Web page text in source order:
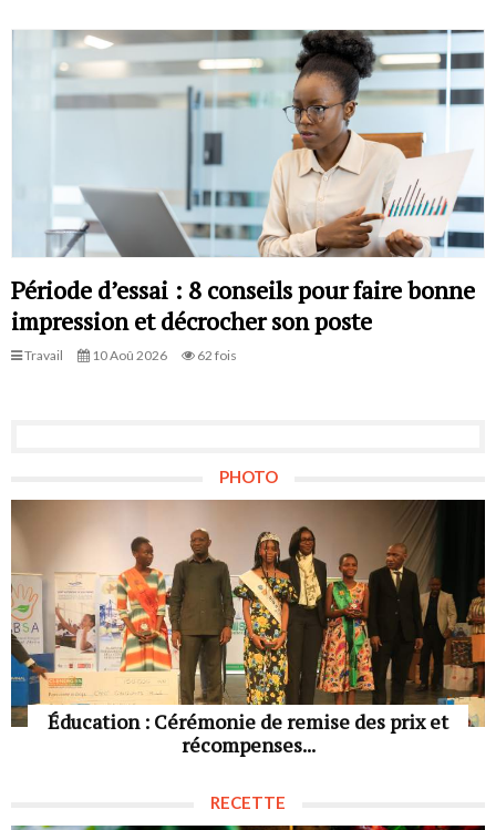
Période d’essai : 8 conseils pour faire bonne
impression et décrocher son poste
Travail 10 Aoû 2026 62 fois
PHOTO
Éducation : Cérémonie de remise des prix et
récompenses...
RECETTE